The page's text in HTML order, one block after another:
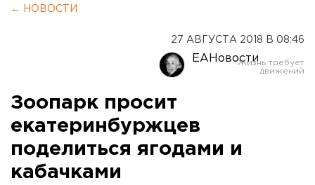
← НОВОСТИ
27 АВГУСТА 2018 В 08:46
ЕАНовости
Зоопарк просит
екатеринбуржцев
поделиться ягодами и
кабачками